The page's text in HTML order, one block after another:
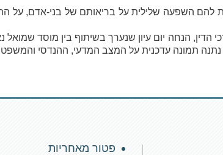
להם השפעה שלילית על בריאותם של בני-אדם, על
הדין, הנחה יום עיון שנערך בשיתוף בין מוסד
נתנה תמונה עדכנית על המצב המדעי, ההנדסי
פטור מאחריות